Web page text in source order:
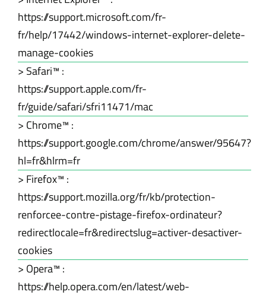
https://support.microsoft.com/fr-
fr/help/17442/windows-internet-explorer-delete-
manage-cookies
> Safari™ :
https://support.apple.com/fr-
fr/guide/safari/sfri11471/mac
> Chrome™ :
https://support.google.com/chrome/answer/95647?
hl=fr&hlrm=fr
> Firefox™ :
https://support.mozilla.org/fr/kb/protection-
renforcee-contre-pistage-firefox-ordinateur?
redirectlocale=fr&redirectslug=activer-desactiver-
cookies
> Opera™ :
https://help.opera.com/en/latest/web-